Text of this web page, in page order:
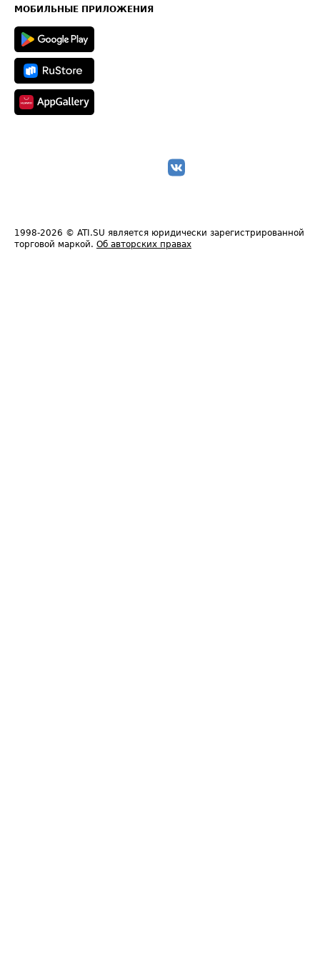
Техническая информация
МОБИЛЬНЫЕ ПРИЛОЖЕНИЯ
1998-2026 © ATI.SU является юридически зарегистрированной
торговой маркой. Об авторских правах